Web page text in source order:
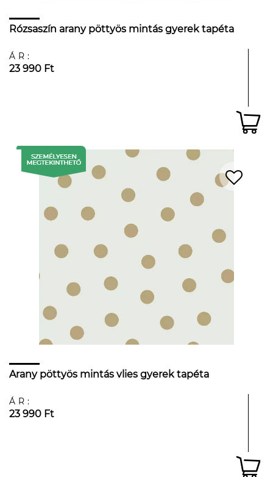
Rózsaszín arany pöttyös mintás gyerek tapéta
ÁR:
23 990 Ft
Arany pöttyös mintás vlies gyerek tapéta
ÁR:
23 990 Ft